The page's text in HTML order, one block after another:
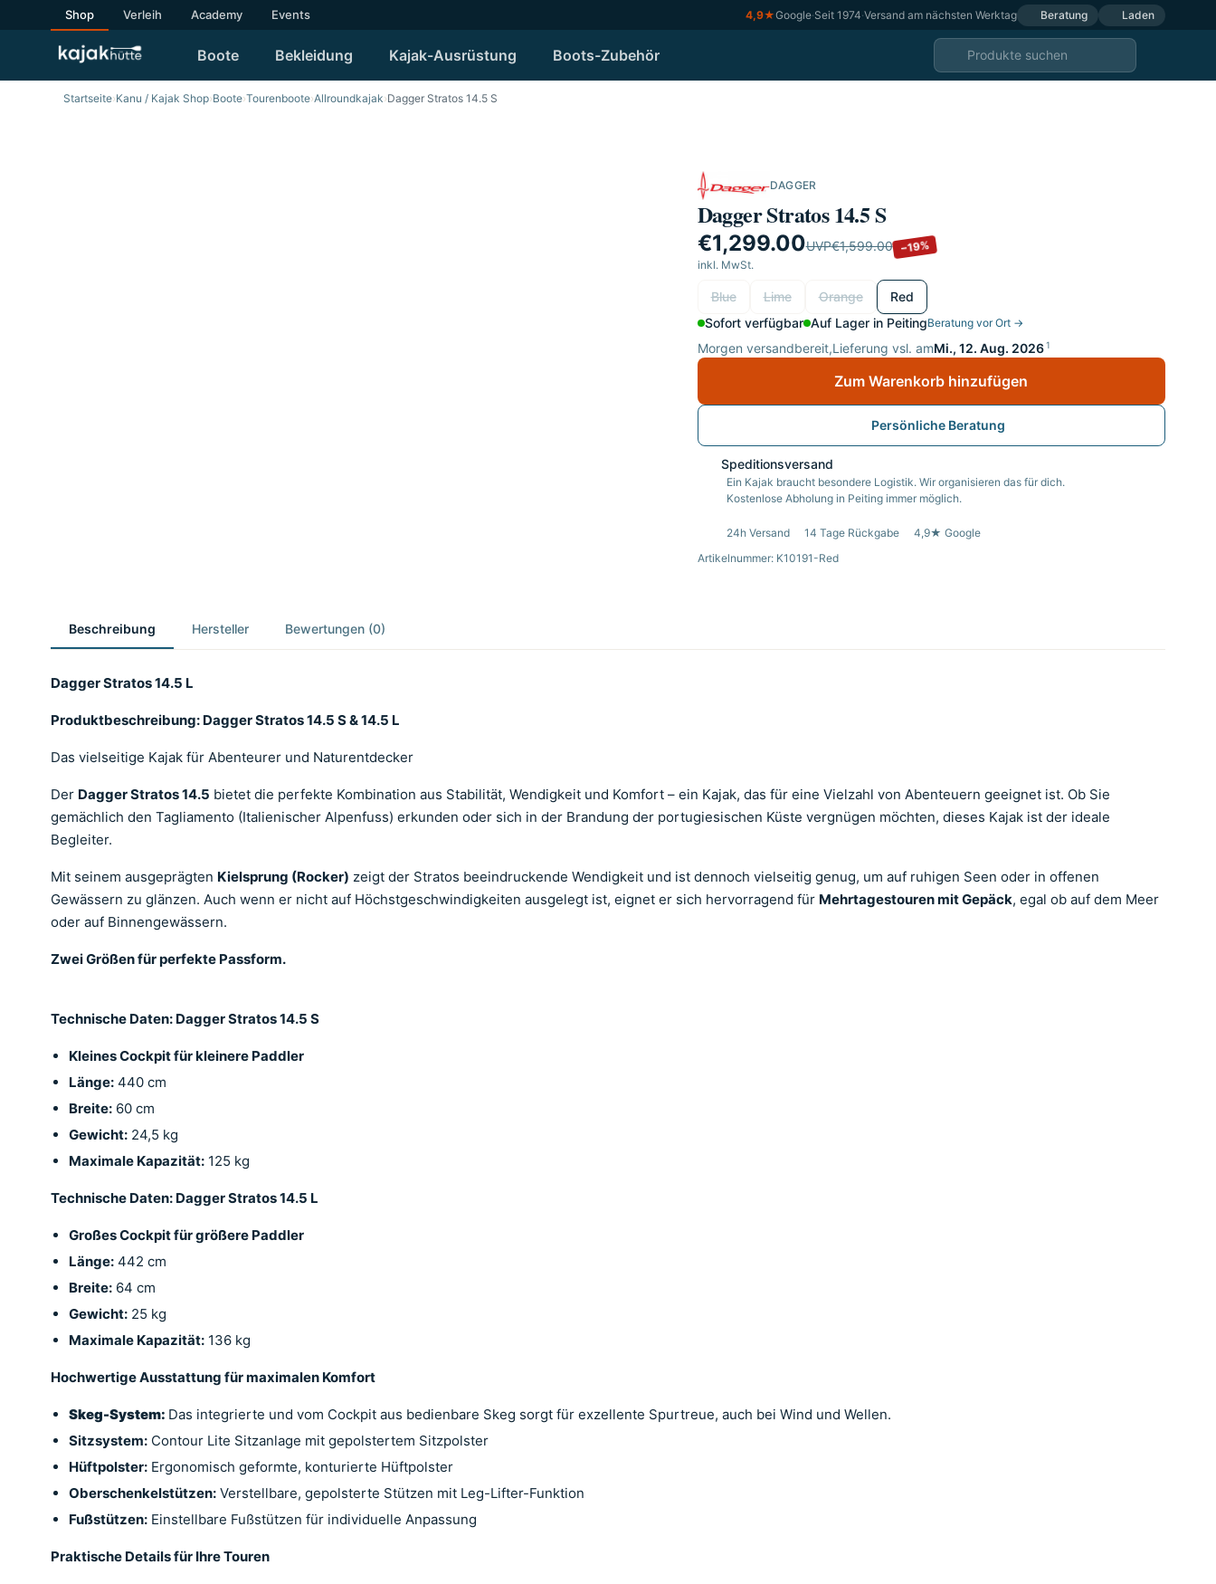
Shop Verleih Academy Events 4,9★Google·Seit 1974·Versand am nächsten Werktag Beratung Laden
Boote Bekleidung Kajak-Ausrüstung Boots-Zubehör
Startseite›Kanu / Kajak Shop›Boote›Tourenboote›Allroundkajak›Dagger Stratos 14.5 S
DAGGER
Dagger Stratos 14.5 S
€1,299.00UVP€1,599.00 −19%
inkl. MwSt.
wählen
Blue Lime Orange
Red
Sofort verfügbar Auf Lager in PeitingBeratung vor Ort →
Morgen versandbereit,Lieferung vsl. amMi., 12. Aug. 2026 1
Zum Warenkorb hinzufügen
Persönliche Beratung
Speditionsversand
Ein Kajak braucht besondere Logistik. Wir organisieren das für dich.
Kostenlose Abholung in Peiting immer möglich.
24h Versand 14 Tage Rückgabe
4,9★ Google
Artikelnummer: K10191-Red
Beschreibung Hersteller Bewertungen (0)
Dagger Stratos 14.5 L
Produktbeschreibung: Dagger Stratos 14.5 S & 14.5 L
Das vielseitige Kajak für Abenteurer und Naturentdecker
Der Dagger Stratos 14.5 bietet die perfekte Kombination aus Stabilität, Wendigkeit und Komfort – ein Kajak, das für eine Vielzahl von Abenteuern geeignet ist. Ob Sie
gemächlich den Tagliamento (Italienischer Alpenfuss) erkunden oder sich in der Brandung der portugiesischen Küste vergnügen möchten, dieses Kajak ist der ideale
Begleiter.
Mit seinem ausgeprägten Kielsprung (Rocker) zeigt der Stratos beeindruckende Wendigkeit und ist dennoch vielseitig genug, um auf ruhigen Seen oder in offenen
Gewässern zu glänzen. Auch wenn er nicht auf Höchstgeschwindigkeiten ausgelegt ist, eignet er sich hervorragend für Mehrtagestouren mit Gepäck, egal ob auf dem Meer
oder auf Binnengewässern.
Zwei Größen für perfekte Passform.
Technische Daten: Dagger Stratos 14.5 S
Kleines Cockpit für kleinere Paddler
Länge: 440 cm
Breite: 60 cm
Gewicht: 24,5 kg
Maximale Kapazität: 125 kg
Technische Daten: Dagger Stratos 14.5 L
Großes Cockpit für größere Paddler
Länge: 442 cm
Breite: 64 cm
Gewicht: 25 kg
Maximale Kapazität: 136 kg
Hochwertige Ausstattung für maximalen Komfort
Skeg-System: Das integrierte und vom Cockpit aus bedienbare Skeg sorgt für exzellente Spurtreue, auch bei Wind und Wellen.
Sitzsystem: Contour Lite Sitzanlage mit gepolstertem Sitzpolster
Hüftpolster: Ergonomisch geformte, konturierte Hüftpolster
Oberschenkelstützen: Verstellbare, gepolsterte Stützen mit Leg-Lifter-Funktion
Fußstützen: Einstellbare Fußstützen für individuelle Anpassung
Praktische Details für Ihre Touren